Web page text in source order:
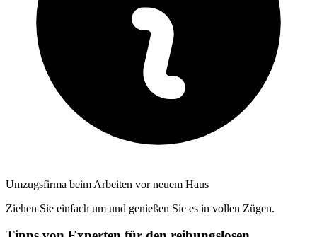
Umzugsfirma beim Arbeiten vor neuem Haus
Ziehen Sie einfach um und genießen Sie es in vollen Zügen.